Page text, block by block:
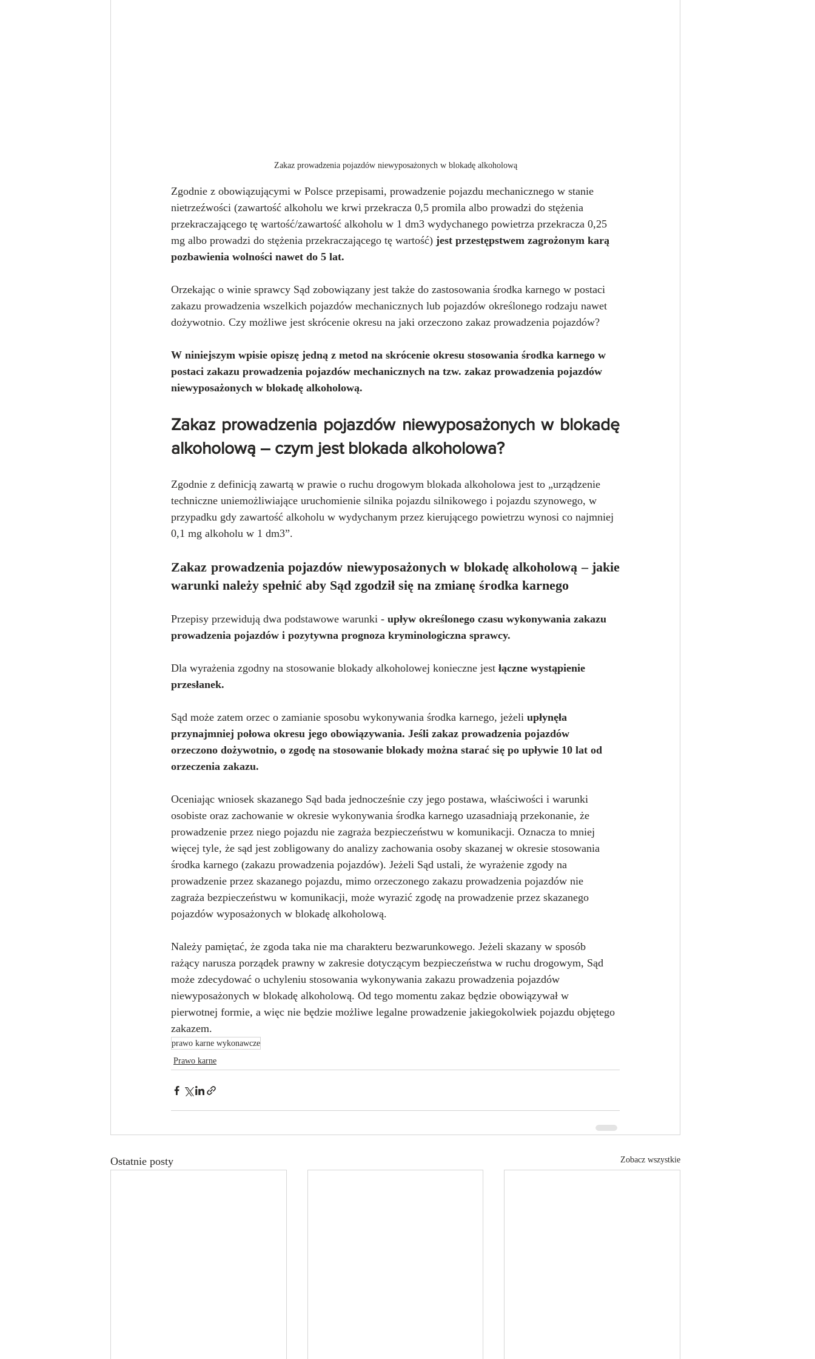
Zakaz prowadzenia pojazdów niewyposażonych w blokadę alkoholową
Zgodnie z obowiązującymi w Polsce przepisami, prowadzenie pojazdu mechanicznego w stanie
nietrzeźwości (zawartość alkoholu we krwi przekracza 0,5 promila albo prowadzi do stężenia
przekraczającego tę wartość/zawartość alkoholu w 1 dm3 wydychanego powietrza przekracza 0,25
mg albo prowadzi do stężenia przekraczającego tę wartość) jest przestępstwem zagrożonym karą
pozbawienia wolności nawet do 5 lat.
Orzekając o winie sprawcy Sąd zobowiązany jest także do zastosowania środka karnego w postaci
zakazu prowadzenia wszelkich pojazdów mechanicznych lub pojazdów określonego rodzaju nawet
dożywotnio. Czy możliwe jest skrócenie okresu na jaki orzeczono zakaz prowadzenia pojazdów?
W niniejszym wpisie opiszę jedną z metod na skrócenie okresu stosowania środka karnego w
postaci zakazu prowadzenia pojazdów mechanicznych na tzw. zakaz prowadzenia pojazdów
niewyposażonych w blokadę alkoholową.
Zakaz prowadzenia pojazdów niewyposażonych w blokadę
alkoholową – czym jest blokada alkoholowa?
Zgodnie z definicją zawartą w prawie o ruchu drogowym blokada alkoholowa jest to „urządzenie
techniczne uniemożliwiające uruchomienie silnika pojazdu silnikowego i pojazdu szynowego, w
przypadku gdy zawartość alkoholu w wydychanym przez kierującego powietrzu wynosi co najmniej
0,1 mg alkoholu w 1 dm3”.
Zakaz prowadzenia pojazdów niewyposażonych w blokadę alkoholową – jakie
warunki należy spełnić aby Sąd zgodził się na zmianę środka karnego
Przepisy przewidują dwa podstawowe warunki - upływ określonego czasu wykonywania zakazu
prowadzenia pojazdów i pozytywna prognoza kryminologiczna sprawcy.
Dla wyrażenia zgodny na stosowanie blokady alkoholowej konieczne jest łączne wystąpienie
przesłanek.
Sąd może zatem orzec o zamianie sposobu wykonywania środka karnego, jeżeli upłynęła
przynajmniej połowa okresu jego obowiązywania. Jeśli zakaz prowadzenia pojazdów
orzeczono dożywotnio, o zgodę na stosowanie blokady można starać się po upływie 10 lat od
orzeczenia zakazu.
Oceniając wniosek skazanego Sąd bada jednocześnie czy jego postawa, właściwości i warunki
osobiste oraz zachowanie w okresie wykonywania środka karnego uzasadniają przekonanie, że
prowadzenie przez niego pojazdu nie zagraża bezpieczeństwu w komunikacji. Oznacza to mniej
więcej tyle, że sąd jest zobligowany do analizy zachowania osoby skazanej w okresie stosowania
środka karnego (zakazu prowadzenia pojazdów). Jeżeli Sąd ustali, że wyrażenie zgody na
prowadzenie przez skazanego pojazdu, mimo orzeczonego zakazu prowadzenia pojazdów nie
zagraża bezpieczeństwu w komunikacji, może wyrazić zgodę na prowadzenie przez skazanego
pojazdów wyposażonych w blokadę alkoholową.
Należy pamiętać, że zgoda taka nie ma charakteru bezwarunkowego. Jeżeli skazany w sposób
rażący narusza porządek prawny w zakresie dotyczącym bezpieczeństwa w ruchu drogowym, Sąd
może zdecydować o uchyleniu stosowania wykonywania zakazu prowadzenia pojazdów
niewyposażonych w blokadę alkoholową. Od tego momentu zakaz będzie obowiązywał w
pierwotnej formie, a więc nie będzie możliwe legalne prowadzenie jakiegokolwiek pojazdu objętego
zakazem.
prawo karne wykonawcze
Prawo karne
Ostatnie posty Zobacz wszystkie